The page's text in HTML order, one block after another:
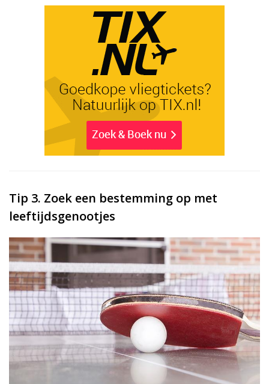
Tip 3. Zoek een bestemming op met
leeftijdsgenootjes